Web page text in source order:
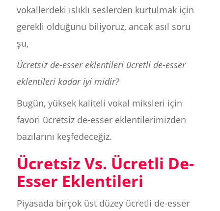
vokallerdeki ıslıklı seslerden kurtulmak için
gerekli olduğunu biliyoruz, ancak asıl soru
şu,
Ücretsiz de-esser eklentileri ücretli de-esser
eklentileri kadar iyi midir?
Bugün, yüksek kaliteli vokal miksleri için
favori ücretsiz de-esser eklentilerimizden
bazılarını keşfedeceğiz.
Ücretsiz Vs. Ücretli De-
Esser Eklentileri
Piyasada birçok üst düzey ücretli de-esser